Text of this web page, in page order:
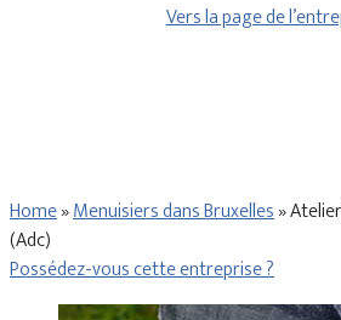
Vers la page de
Home»Menuisiers dans Bruxelles»
(Adc)
Possédez-vous cette entreprise ?